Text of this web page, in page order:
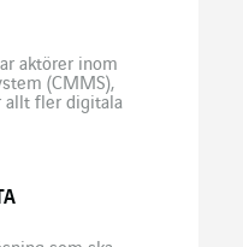
aktörer inom
(CMMS),
allt fler digitala